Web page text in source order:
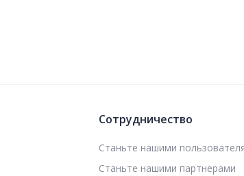
Сотрудничество
Станьте нашими
Станьте нашими партнерами